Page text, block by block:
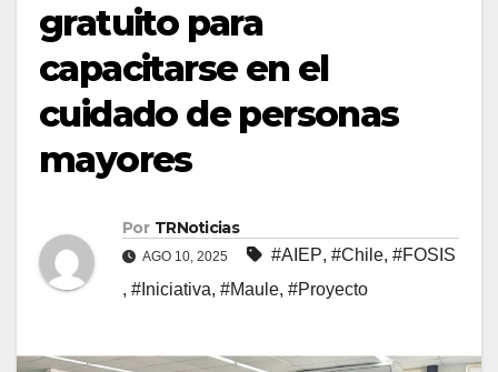
gratuito para
capacitarse en el
cuidado de personas
mayores
Por TRNoticias
AGO 10, 2025 #AIEP, #Chile, #FOSIS
, #Iniciativa, #Maule, #Proyecto